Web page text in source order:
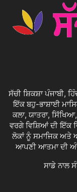
ਸੱਚੀ ਸ਼ਿਕਸ਼ਾ ਪੰਜਾਬੀ,
ਇੱਕ ਬਹੁ-ਭਾਸ਼ਾਈ
ਕਲਾ, ਯਾਤਰਾ,
ਵਰਗੇ ਵਿਸ਼ਿਆਂ ਦੀ ਇੱਕ
ਲੋਕਾਂ ਨੂੰ ਸਮਾਜਿਕ ਅਤੇ
ਆਪਣੀ ਆਤਮਾ ਦੀ
ਸਾਡੇ ਨਾਲ